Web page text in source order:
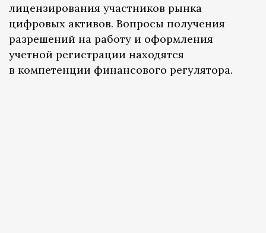
лицензирования участников рынка
цифровых активов. Вопросы получения
разрешений на работу и оформления
учетной регистрации находятся
в компетенции финансового регулятора.